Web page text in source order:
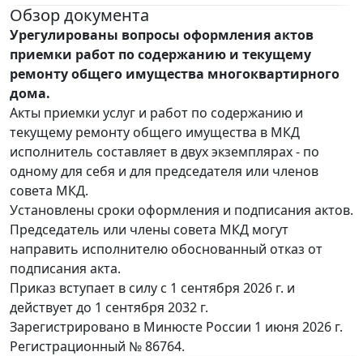
Обзор документа
Урегулированы вопросы оформления актов
приемки работ по содержанию и текущему
ремонту общего имущества многоквартирного
дома.
Акты приемки услуг и работ по содержанию и
текущему ремонту общего имущества в МКД
исполнитель составляет в двух экземплярах - по
одному для себя и для председателя или членов
совета МКД.
Установлены сроки оформления и подписания актов.
Председатель или члены совета МКД могут
направить исполнителю обоснованный отказ от
подписания акта.
Приказ вступает в силу с 1 сентября 2026 г. и
действует до 1 сентября 2032 г.
Зарегистрировано в Минюсте России 1 июня 2026 г.
Регистрационный № 86764.